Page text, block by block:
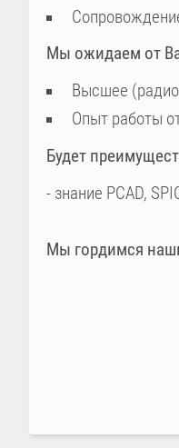
Мы ожидаем от
Высшее
Опыт работы
Будет
- знание PCAD,
Мы гордимся